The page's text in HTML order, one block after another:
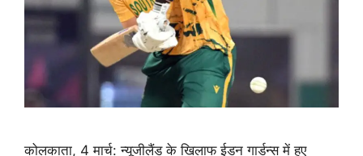
कोलकाता, 4 मार्च: न्यूजीलैंड के खिलाफ ईडन गार्डन्स में हुए